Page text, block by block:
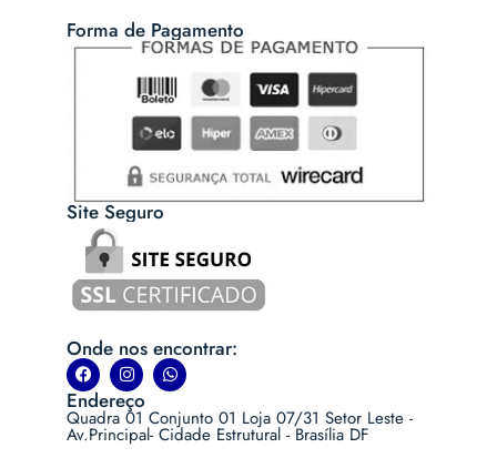
Forma de Pagamento
Site Seguro
Onde nos encontrar:
Endereço
Quadra 01 Conjunto 01 Loja 07/31 Setor Leste -
Av.Principal- Cidade Estrutural - Brasília DF